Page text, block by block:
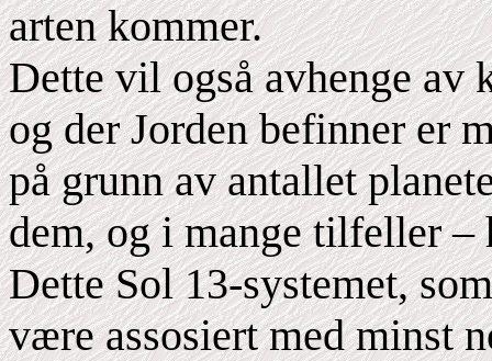
arten kommer.
Dette vil også avhenge av
og der Jorden befinner er
på grunn av antallet
dem, og i mange tilfeller –
Dette Sol 13-systemet,
være assosiert med minst